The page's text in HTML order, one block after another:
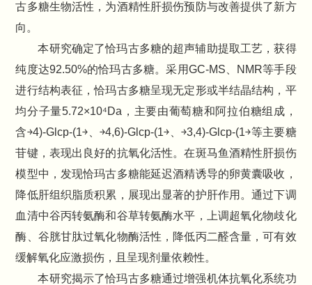
古多糖生物活性，为酒精性肝损伤预防与改善提供了新方
向。
本研究确定了恰玛古多糖的超声辅助提取工艺，获得
纯度达92.50%的恰玛古多糖。采用GC-MS、NMR等手段
进行结构表征，恰玛古多糖呈现无定形或半结晶结构，平
均分子量5.72×10⁴Da，主要由葡萄糖和阿拉伯糖组成，
含￫4)-Glcp-(1￫、￫4,6)-Glcp-(1￫、￫3,4)-Glcp-(1￫等主要糖
苷键，表现出良好的抗氧化活性。在斑马鱼酒精性肝损伤
模型中，发现恰玛古多糖能延迟酒精诱导的卵黄囊吸收，
降低肝组织脂质积累，展现出显著的护肝作用。通过下调
血清中谷丙转氨酶和谷草转氨酶水平，上调超氧化物歧化
酶、谷胱甘肽过氧化物酶活性，降低丙二醛含量，可有效
缓解氧化应激损伤，且呈现剂量依赖性。
本研究揭示了恰玛古多糖通过增强机体抗氧化系统功